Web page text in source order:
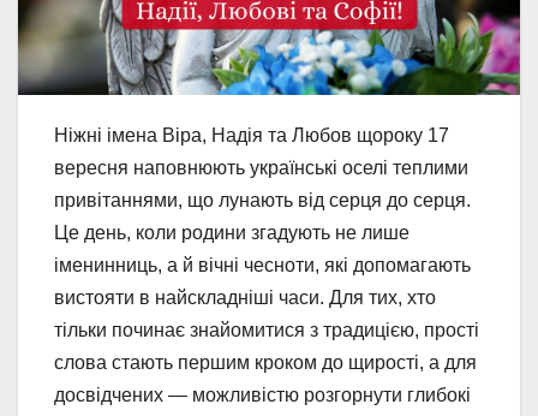
Ніжні імена Віра, Надія та Любов щороку 17
вересня наповнюють українські оселі теплими
привітаннями, що лунають від серця до серця.
Це день, коли родини згадують не лише
іменинниць, а й вічні чесноти, які допомагають
вистояти в найскладніші часи. Для тих, хто
тільки починає знайомитися з традицією, прості
слова стають першим кроком до щирості, а для
досвідчених — можливістю розгорнути глибокі